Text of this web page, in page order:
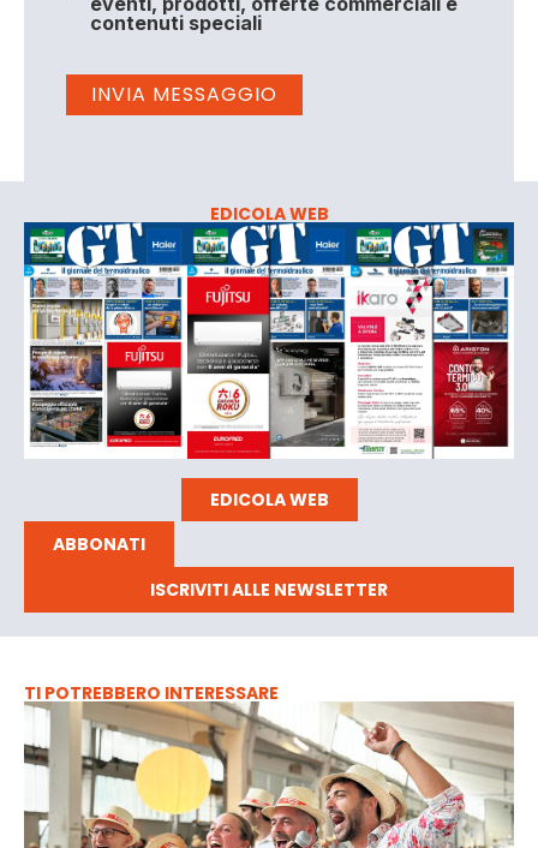
contenuti speciali
EDICOLA WEB
EDICOLA WEB
ABBONATI
ISCRIVITI ALLE NEWSLETTER
TI POTREBBERO INTERESSARE